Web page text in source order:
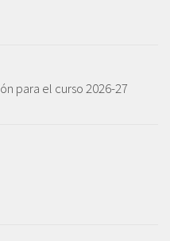
para el curso 2026-27